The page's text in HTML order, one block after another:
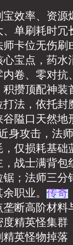
效率、资源
单刷耗时冗
卡位无伤刷
宝点，药水
卷、零对抗
攒顶配神装
法，依托封
隘口天然地
身攻击，法
仅损耗基础
战士满背包
；法师三分
职业。 传奇
断高阶材料
精英怪集群
英怪物掉落